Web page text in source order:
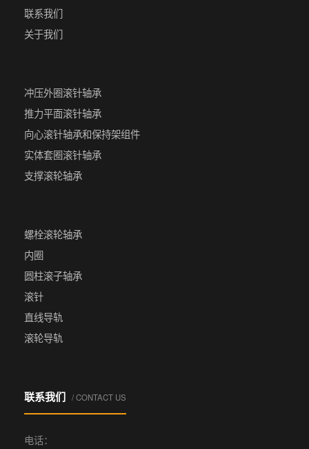
联系我们
关于我们
冲压外圈滚针轴承
推力平面滚针轴承
向心滚针轴承和保持架组件
实体套圈滚针轴承
支撑滚轮轴承
螺栓滚轮轴承
内圈
圆柱滚子轴承
滚针
直线导轨
滚轮导轨
联系我们 / CONTACT US
电话：